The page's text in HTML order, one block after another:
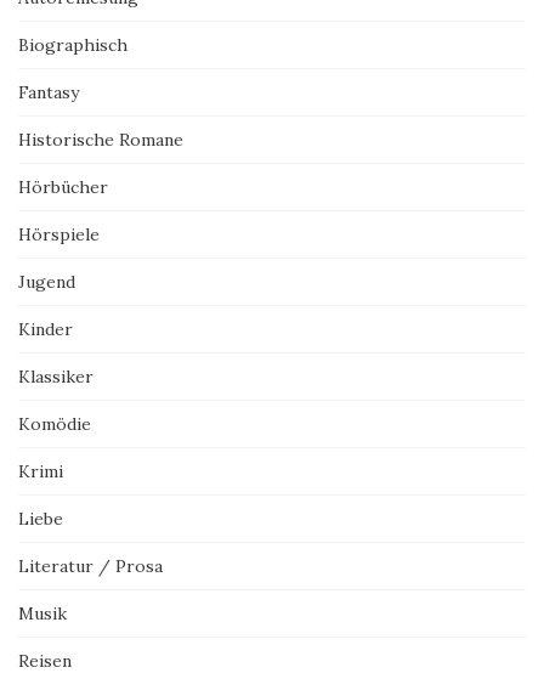
Biographisch
Fantasy
Historische Romane
Hörbücher
Hörspiele
Jugend
Kinder
Klassiker
Komödie
Krimi
Liebe
Literatur / Prosa
Musik
Reisen